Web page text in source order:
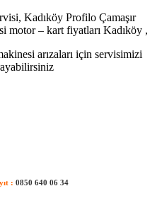
Kadıköy Profilo Çamaşır
motor – kart fiyatları Kadıköy ,
arızaları için servisimizi
: 0850 640 06 34